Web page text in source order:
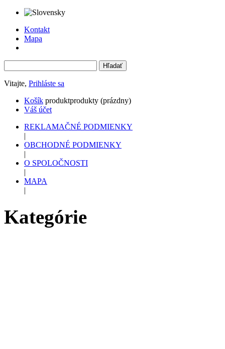
Kontakt
Mapa
Vitajte, Prihláste sa
Košík produktprodukty (prázdny)
Váš účet
REKLAMAČNÉ PODMIENKY
|
OBCHODNÉ PODMIENKY
|
O SPOLOČNOSTI
|
MAPA
|
Kategórie